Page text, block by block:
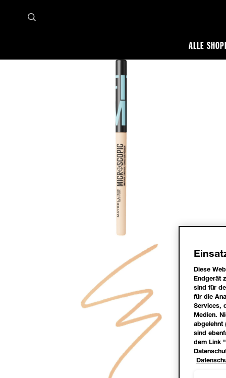
ALLE
Fit Me Microscopic Concealer
Diese
Endgerät
sind für
für die
Services,
Medien.
abgelehnt
sind
dem Link